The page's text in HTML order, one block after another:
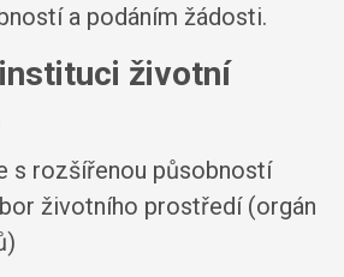
a podáním žádosti.
životní
s rozšířenou působností
životního prostředí (orgán